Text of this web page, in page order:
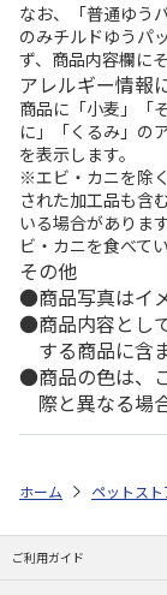
なお、「普通ゆう
のみチルドゆうパ
ず、商品内容欄に
アレルギー情報
商品に「小麦」「
に」「くるみ」の
を表示します。
※エビ・カニを除
された加工品も含
いる場合がありま
ビ・カニを食べて
その他
商品写真はイ
商品内容とし
する商品に含
商品の色は、
際と異なる場
ホーム ペットスト
ご利用ガイド